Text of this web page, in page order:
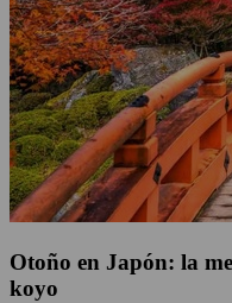
Otoño en Japón: la
koyo